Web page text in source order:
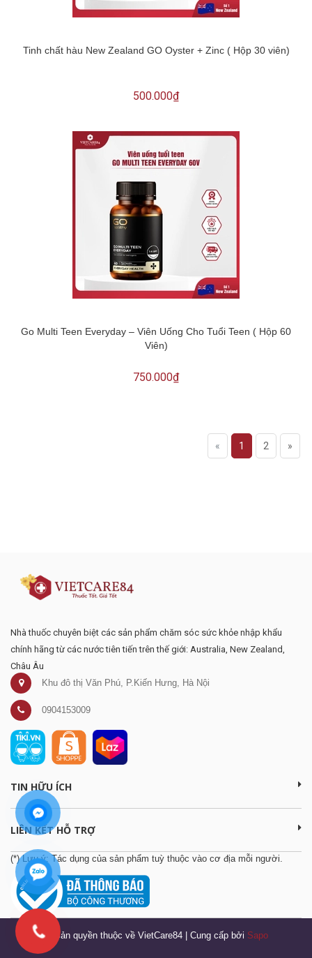
Tinh chất hàu New Zealand GO Oyster + Zinc ( Hộp 30 viên)
500.000₫
Go Multi Teen Everyday – Viên Uống Cho Tuổi Teen ( Hộp 60
Viên)
750.000₫
« 1 2 »
Nhà thuốc chuyên biệt các sản phẩm chăm sóc sức khỏe nhập khẩu
chính hãng từ các nước tiên tiến trên thế giới: Australia, New Zealand,
Châu Âu
Khu đô thị Văn Phú, P.Kiến Hưng, Hà Nội
0904153009
TIN HỮU ÍCH
LIÊN KẾT HỖ TRỢ
(*) Lưu ý: Tác dụng của sản phẩm tuỳ thuộc vào cơ địa mỗi người.
© Bản quyền thuộc về VietCare84 Cung cấp bởi Sapo